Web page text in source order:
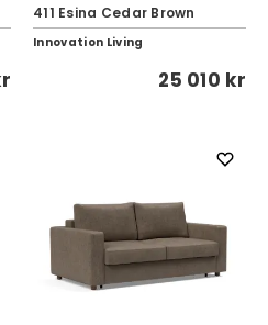
411 Esina Cedar Brown
Innovation Living
25 010 kr